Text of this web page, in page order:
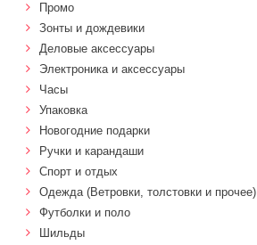
Промо
Зонты и дождевики
Деловые аксессуары
Электроника и аксессуары
Часы
Упаковка
Новогодние подарки
Ручки и карандаши
Спорт и отдых
Одежда (Ветровки, толстовки и прочее)
Футболки и поло
Шильды